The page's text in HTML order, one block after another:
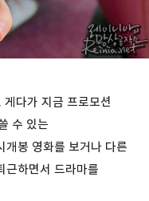
다가 지금 프로모션
수 있는
봉 영화를 보거나 다른
근하면서 드라마를